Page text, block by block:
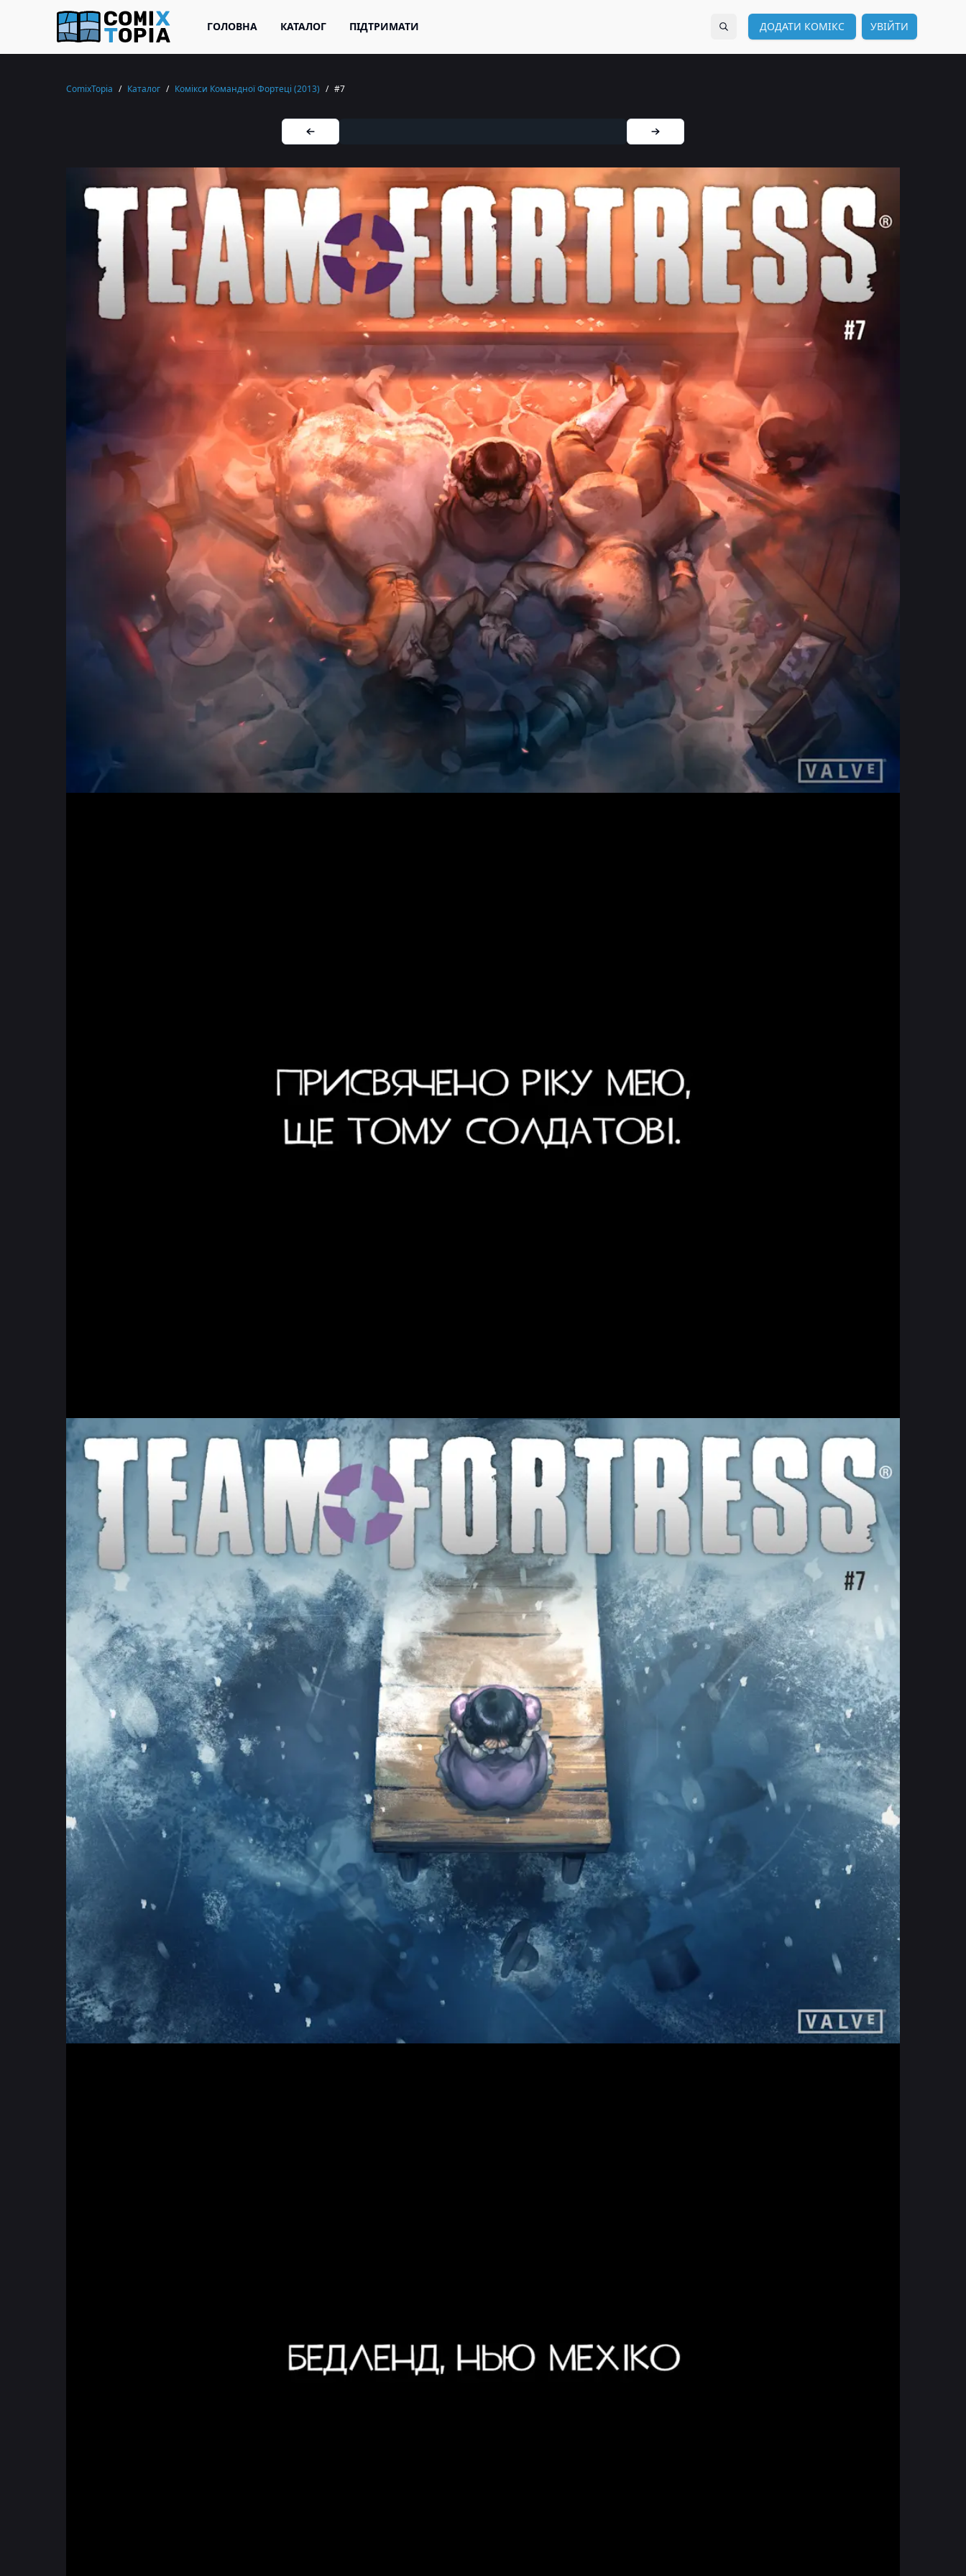
ГОЛОВНА КАТАЛОГ ПІДТРИМАТИ ДОДАТИ КОМІКС УВІЙТИ
ComixTopia / Каталог / Комікси Командної Фортеці (2013) / #7